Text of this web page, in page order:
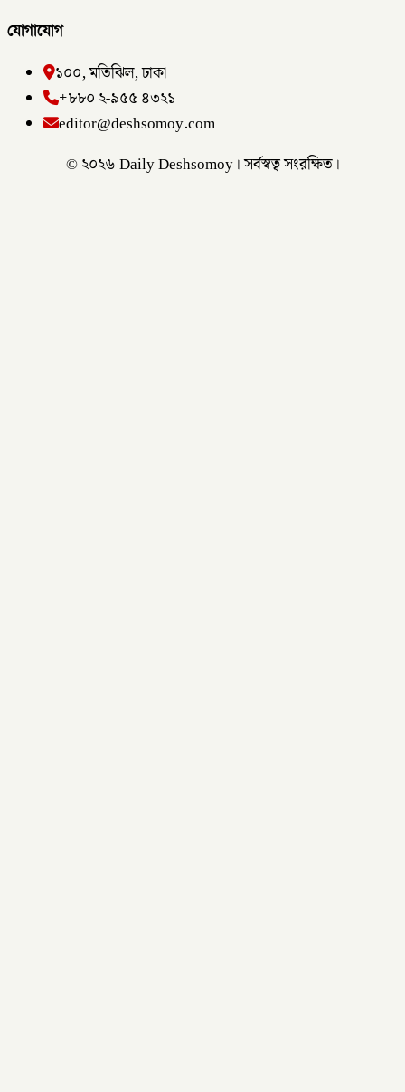
যোগাযোগ
১০০, মতিঝিল, ঢাকা
+৮৮০ ২-৯৫৫ ৪৩২১
editor@deshsomoy.com
© ২০২৬ Daily Deshsomoy। সর্বস্বত্ব সংরক্ষিত।